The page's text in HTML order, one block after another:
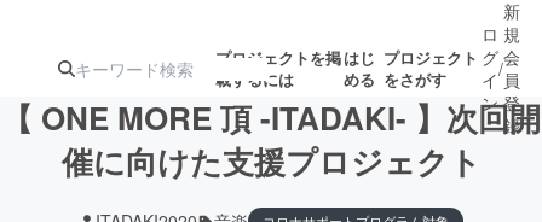
プロジェクトを掲
載するには
はじ
める
プロジェクト
をさがす
注目の新着プロ募集終了が近いプ もうすぐ公開
ロ
グ
イ
ン
/
新
規
会
員
登
録
【 ONE MORE 頂 -ITADAKI- 】次回開
催に向けた支援プロジェクト